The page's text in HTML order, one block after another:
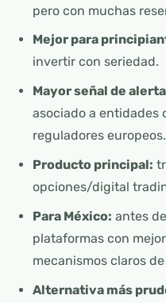
pero con muchas
Mejor para
invertir con seriedad.
Mayor señal de
asociado a entidades
reguladores europeos.
Producto principal:
opciones/digital
Para México: antes
plataformas con
mecanismos claros
Alternativa más